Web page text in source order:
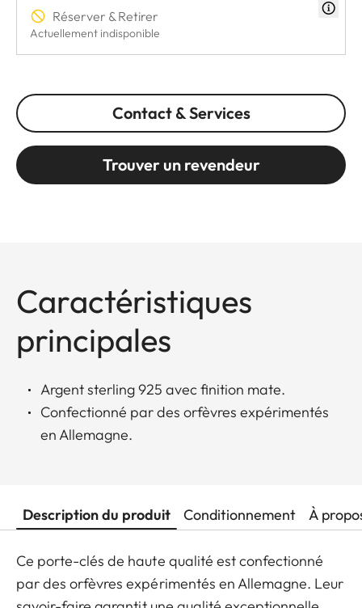
Réserver & Retirer
Actuellement indisponible
Contact & Services
Trouver un revendeur
Caractéristiques
principales
Argent sterling 925 avec finition mate.
Confectionné par des orfèvres expérimentés
en Allemagne.
Description du produit Conditionnement À
Ce porte-clés de haute qualité est confectionné
par des orfèvres expérimentés en Allemagne. Leur